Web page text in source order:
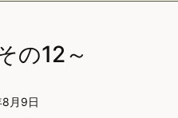
の12～
月9日